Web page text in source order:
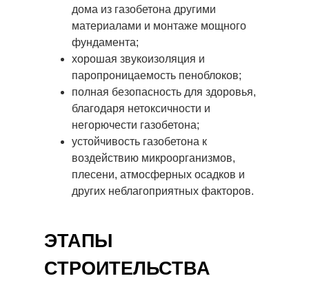
дома из газобетона другими
материалами и монтаже мощного
фундамента;
хорошая звукоизоляция и
паропроницаемость пеноблоков;
полная безопасность для здоровья,
благодаря нетоксичности и
негорючести газобетона;
устойчивость газобетона к
воздействию микроорганизмов,
плесени, атмосферных осадков и
других неблагоприятных факторов.
ЭТАПЫ
СТРОИТЕЛЬСТВА